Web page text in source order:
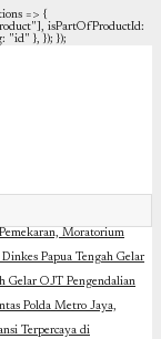
=> {
isPartOfProductId:
"id" }, }); });
Moratorium
Papua Tengah Gelar
Gelar OJT Pengendalian
Polda Metro Jaya,
Terpercaya di